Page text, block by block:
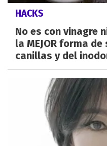
HACKS
No es con vinagre
la MEJOR forma
canillas y del